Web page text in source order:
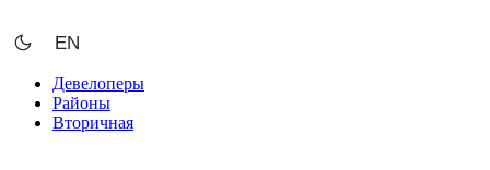
к
содержимому
EN
Девелоперы
Районы
Вторичная